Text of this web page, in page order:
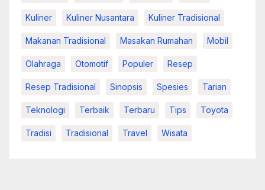
Kuliner Kuliner Nusantara Kuliner Tradisional
Makanan Tradisional Masakan Rumahan Mobil
Olahraga Otomotif Populer Resep
Resep Tradisional Sinopsis Spesies Tarian
Teknologi Terbaik Terbaru Tips Toyota
Tradisi Tradisional Travel Wisata